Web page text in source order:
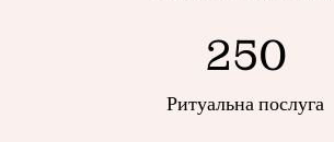
250
Ритуальна послуга